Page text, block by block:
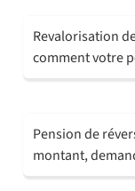
Revalorisation
comment votre
Pension de
montant,